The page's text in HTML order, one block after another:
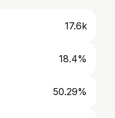
17.6k
18.4%
50.29%